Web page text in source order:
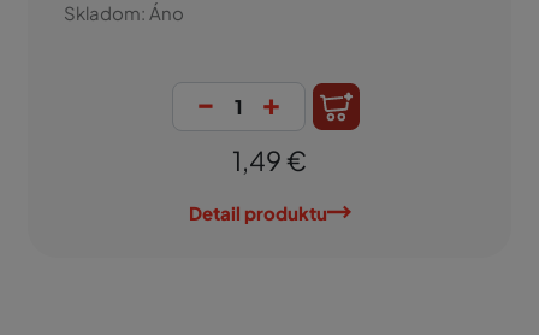
Skladom: Áno
- +
1,49 €
Detail produktu